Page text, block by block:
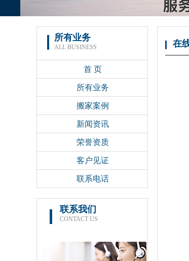
所有业务
ALL BUSINESS
首 页
所有业务
搬家案例
新闻资讯
荣誉资质
客户见证
联系电话
联系我们
CONTACT US
在